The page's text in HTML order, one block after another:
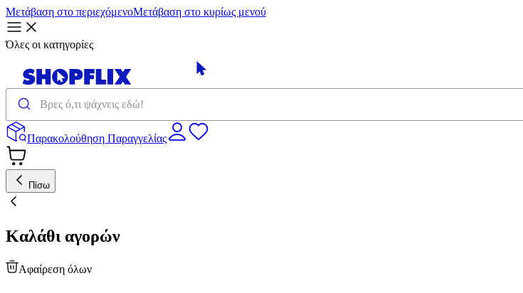
Μετάβαση στο περιεχόμενοΜετάβαση στο κυρίως μενού
Όλες οι κατηγορίες
Παρακολούθηση Παραγγελίας
Πίσω
Καλάθι αγορών
Αφαίρεση όλων